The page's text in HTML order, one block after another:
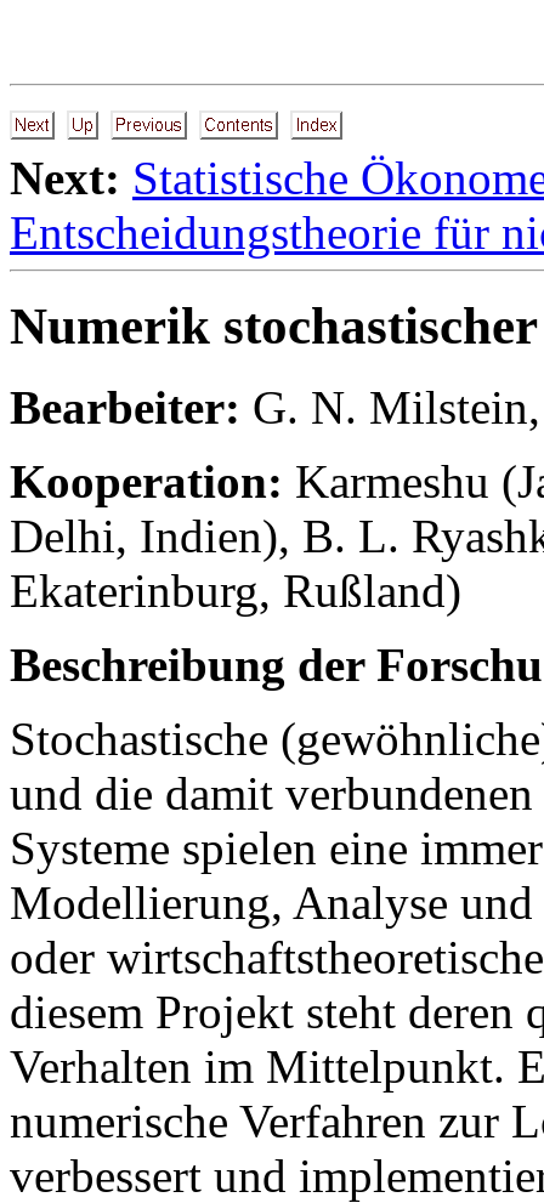
Next: Statistische
Entscheidungstheorie für
Numerik
Bearbeiter: G. N. Milstein
Kooperation: Karmeshu
Delhi, Indien), B. L.
Ekaterinburg, Rußland)
Beschreibung der
Stochastische
und die damit
Systeme spielen eine
Modellierung, Analyse
oder
diesem Projekt steht deren
Verhalten im Mittelpunkt.
numerische Verfahren zur
verbessert und